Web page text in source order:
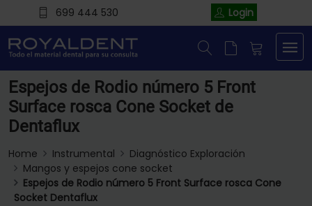
699 444 530 Login
Espejos de Rodio número 5 Front
Surface rosca Cone Socket de
Dentaflux
Home Instrumental
Diagnóstico Exploración
Mangos y espejos cone socket
Espejos de Rodio número 5 Front Surface rosca Cone
Socket Dentaflux